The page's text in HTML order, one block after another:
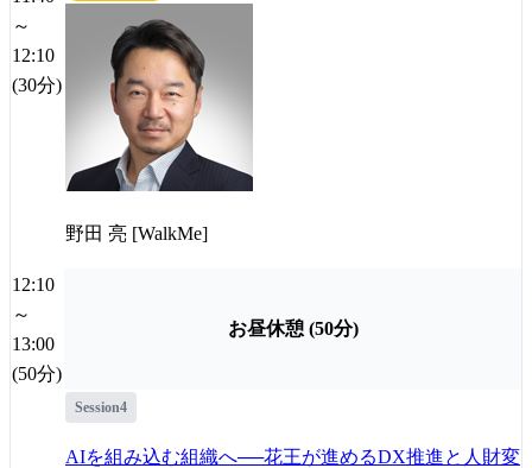
～
12:10
(30分)
野田 亮 [WalkMe]
12:10
～
13:00
(50分)
お昼休憩 (50分)
Session4
AIを組み込む組織へ──花王が進めるDX推進と人財変